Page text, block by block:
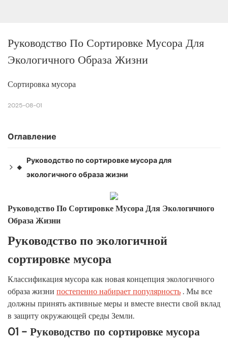
Руководство По Сортировке Мусора Для
Экологичного Образа Жизни
Сортировка мусора
2025-08-01
Оглавление
◆
Руководство по сортировке мусора для
экологичного образа жизни
01 - Руководство по сортировке мусора
◆
02 - Руководство по классификации на основе
◆ 03 - Советы по классификации и резюме
Руководство По Сортировке Мусора Для Экологичного
Образа Жизни
Руководство по экологичной
сортировке мусора
Классификация мусора как новая концепция экологичного
образа жизни постепенно набирает популярность. Мы все
должны принять активные меры и вместе внести свой вклад
в защиту окружающей среды Земли.
01 - Руководство по сортировке мусора